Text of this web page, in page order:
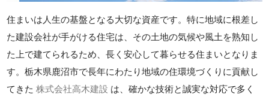
住まいは人生の基盤となる大切な資産です。特に地域に根差し
た建設会社が手がける住宅は、その土地の気候や風土を熟知し
た上で建てられるため、長く安心して暮らせる住まいとなりま
す。栃木県鹿沼市で長年にわたり地域の住環境づくりに貢献し
てきた株式会社高木建設 は、確かな技術と誠実な対応で多く